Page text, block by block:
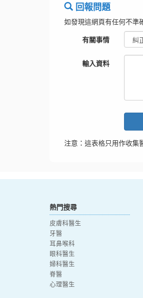
回報問題
如發現這網頁有任何不準
有關事情
輸入資料
注意：這表格只用作收集
熱門搜尋
皮膚科醫生
牙醫
耳鼻喉科
眼科醫生
婦科醫生
脊醫
心理醫生